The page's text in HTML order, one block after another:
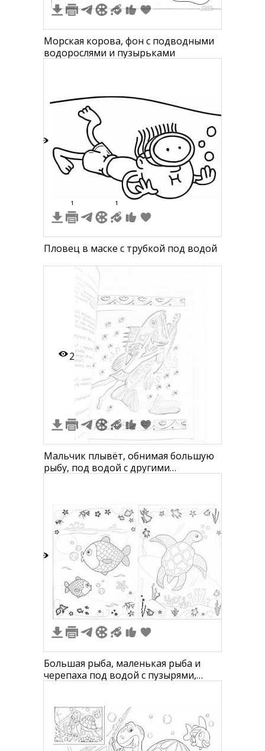
Морская корова, фон с подводными
водорослями и пузырьками
1 1
Пловец в маске с трубкой под водой
2
Мальчик плывёт, обнимая большую
рыбу, под водой с другими
Большая рыба, маленькая рыба и
черепаха под водой с пузырями,